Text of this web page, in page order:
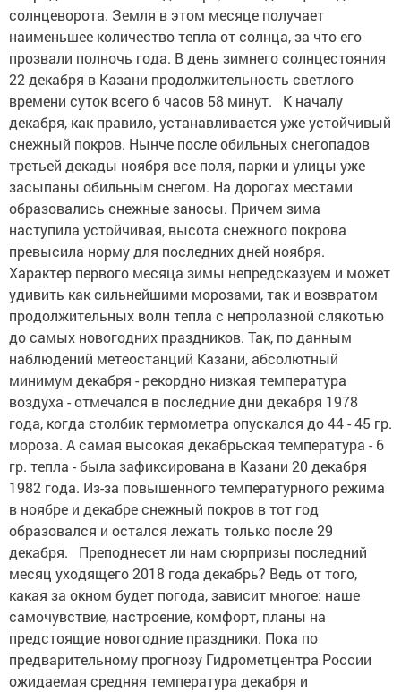
солнцеворота. Земля в этом месяце получает
наименьшее количество тепла от солнца, за что его
прозвали полночь года. В день зимнего солнцестояния
22 декабря в Казани продолжительность светлого
времени суток всего 6 часов 58 минут. К началу
декабря, как правило, устанавливается уже устойчивый
снежный покров. Нынче после обильных снегопадов
третьей декады ноября все поля, парки и улицы уже
засыпаны обильным снегом. На дорогах местами
образовались снежные заносы. Причем зима
наступила устойчивая, высота снежного покрова
превысила норму для последних дней ноября.
Характер первого месяца зимы непредсказуем и может
удивить как сильнейшими морозами, так и возвратом
продолжительных волн тепла с непролазной слякотью
до самых новогодних праздников. Так, по данным
наблюдений метеостанций Казани, абсолютный
минимум декабря - рекордно низкая температура
воздуха - отмечался в последние дни декабря 1978
года, когда столбик термометра опускался до 44 - 45 гр.
мороза. А самая высокая декабрьская температура - 6
гр. тепла - была зафиксирована в Казани 20 декабря
1982 года. Из-за повышенного температурного режима
в ноябре и декабре снежный покров в тот год
образовался и остался лежать только после 29
декабря. Преподнесет ли нам сюрпризы последний
месяц уходящего 2018 года декабрь? Ведь от того,
какая за окном будет погода, зависит многое: наше
самочувствие, настроение, комфорт, планы на
предстоящие новогодние праздники. Пока по
предварительному прогнозу Гидрометцентра России
ожидаемая средняя температура декабря и